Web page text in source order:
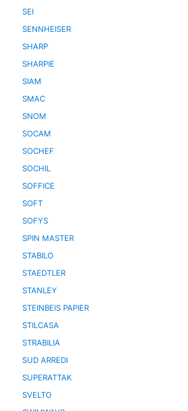
SEI
SENNHEISER
SHARP
SHARPIE
SIAM
SMAC
SNOM
SOCAM
SOCHEF
SOCHIL
SOFFICE
SOFT
SOFYS
SPIN MASTER
STABILO
STAEDTLER
STANLEY
STEINBEIS PAPIER
STILCASA
STRABILIA
SUD ARREDI
SUPERATTAK
SVELTO